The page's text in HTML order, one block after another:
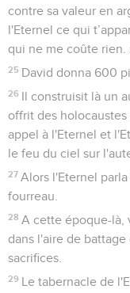
contre sa valeur en
l'Eternel ce qui
qui ne me coûte rien.
25 David donna 600
26 Il construisit là un
offrit des
appel à l'Eternel et
le feu du ciel sur
27 Alors l'Eternel
fourreau.
28 A cette époque-là,
dans l'aire de
sacrifices.
29 Le tabernacle de